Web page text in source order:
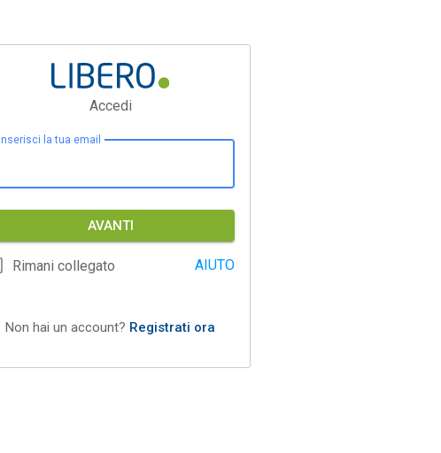
Accedi
Inserisci la tua email
AVANTI
Rimani collegato AIUTO
Non hai un account? Registrati ora